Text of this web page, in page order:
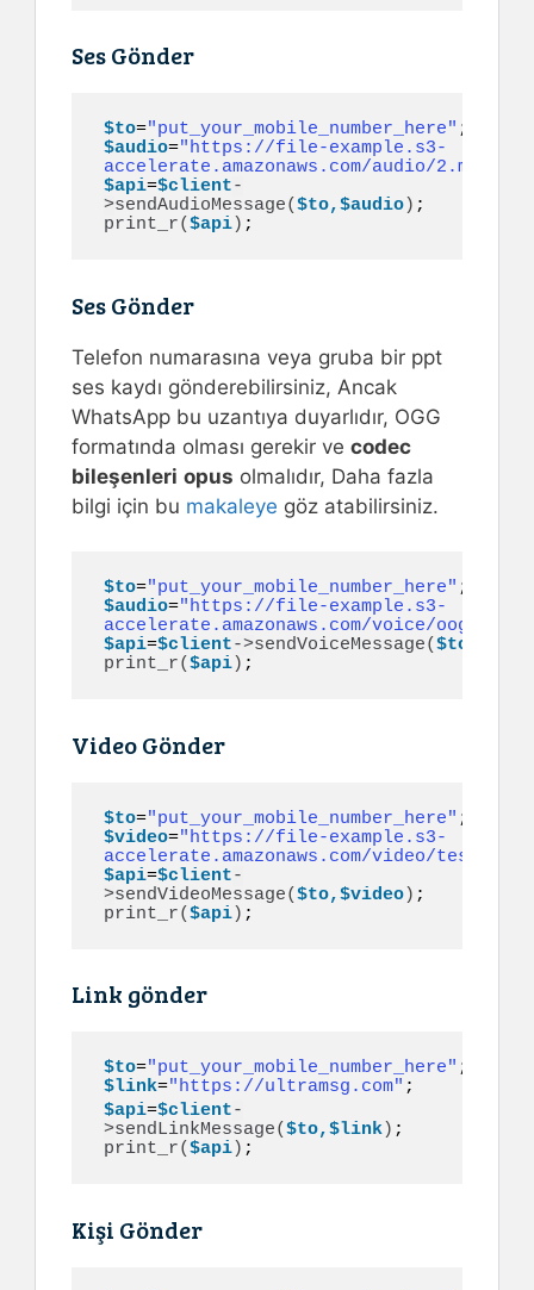
Ses Gönder
$to="put_your_mobile_number_here"
$audio="https://file-example.s3-
accelerate.amazonaws.com/audio/2.mp3"
$api=$client-
>sendAudioMessage($to,$audio)
print_r($api) ;
Ses Gönder
Telefon numarasına veya gruba bir ppt
ses kaydı gönderebilirsiniz, Ancak
WhatsApp bu uzantıya duyarlıdır, OGG
formatında olması gerekir ve codec
bileşenleri opus olmalıdır, Daha fazla
bilgi için bu makaleye göz atabilirsiniz.
$to="put_your_mobile_number_here"
$audio="https://file-example.s3-
accelerate.amazonaws.com/voice/
$api=$client->sendVoiceMessage(
print_r($api) ;
Video Gönder
$to="put_your_mobile_number_here"
$video="https://file-example.s3-
accelerate.amazonaws.com/video/test.mp4"
$api=$client-
>sendVideoMessage($to,$video)
print_r($api) ;
Link gönder
$to="put_your_mobile_number_here"
$link="https://ultramsg.com" ;
$api=$client-
>sendLinkMessage($to,$link)
print_r($api) ;
Kişi Gönder